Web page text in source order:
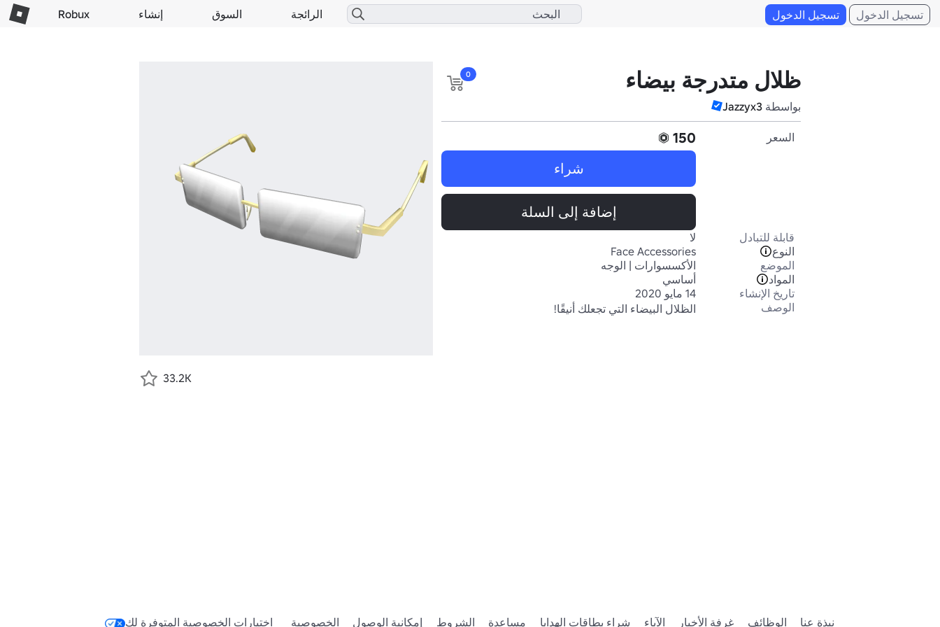
الرائجة السوق إنشاء Robux تسجيل الدخول تسجيل الدخول
ظلال متدرجة بيضاء
بواسطة Jazzyx3
0
السعر
150
شراء
إضافة إلى السلة
قابلة للتبادل
لا
النوع
Face Accessories
الموضع
الأكسسوارات | الوجه
المواد
أساسي
تاريخ الإنشاء
14 مايو 2020
الوصف
الظلال البيضاء التي تجعلك أنيقًا!
33.2K
نبذة عنا الوظائف غرفة الأخبار الآباء شراء بطاقات الهدايا مساعدة الشروط إمكانية الوصول الخصوصية اختيارات الخصوصية المتوفرة لك